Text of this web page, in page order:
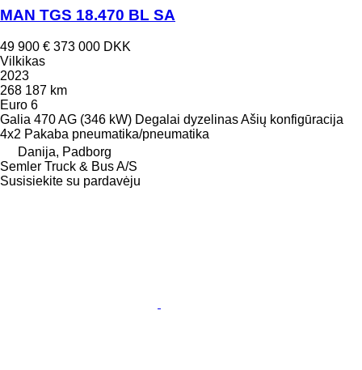
MAN TGS 18.470 BL SA
49 900 € 373 000 DKK
Vilkikas
2023
268 187 km
Euro 6
Galia 470 AG (346 kW) Degalai dyzelinasAšių konfigūracija
4x2 Pakaba pneumatika/pneumatika
Danija, Padborg
Semler Truck & Bus A/S
Susisiekite su pardavėju